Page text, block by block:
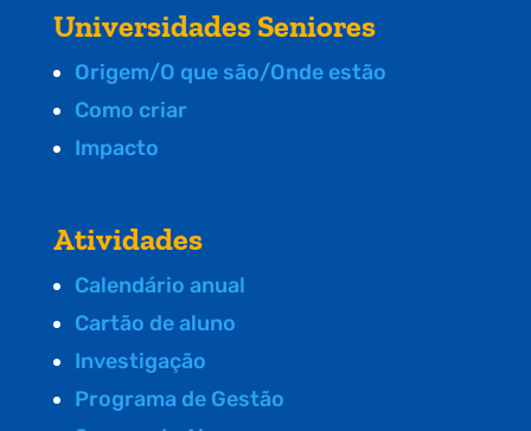
Universidades Seniores
Origem/O que são/Onde estão
Como criar
Impacto
Atividades
Calendário anual
Cartão de aluno
Investigação
Programa de Gestão